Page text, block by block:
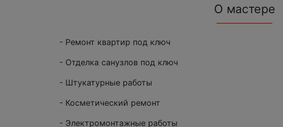
О мастере
- Ремонт квартир под ключ
- Отделка санузлов под ключ
- Штукатурные работы
- Косметический ремонт
- Электромонтажные работы